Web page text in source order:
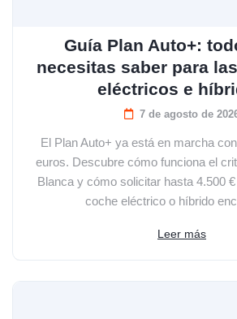
Guía Plan Auto+:
necesitas saber para
eléctricos e
7 de agosto de
El Plan Auto+ ya está en marcha
euros. Descubre cómo funciona el
Blanca y cómo solicitar hasta 4.500
coche eléctrico o híbrido
Leer más